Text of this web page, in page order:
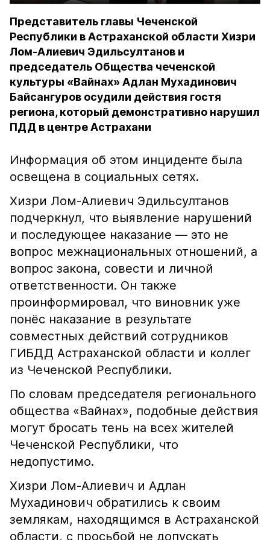
Представитель главы Чеченской
Республики в Астраханской области Хизри
Лом-Алиевич Эдильсултанов и
председатель Общества чеченской
культуры «Вайнах» Адлан Мухадинович
Байсангуров осудили действия гостя
региона, который демонстративно нарушил
ПДД в центре Астрахани
Информация об этом инциденте была
освещена в социальных сетях.
Хизри Лом-Алиевич Эдильсултанов
подчеркнул, что выявление нарушений
и последующее наказание — это не
вопрос межнациональных отношений, а
вопрос закона, совести и личной
ответственности. Он также
проинформировал, что виновник уже
понёс наказание в результате
совместных действий сотрудников
ГИБДД Астраханской области и коллег
из Чеченской Республики.
По словам председателя регионального
общества «Вайнах», подобные действия
могут бросать тень на всех жителей
Чеченской Республики, что
недопустимо.
Хизри Лом-Алиевич и Адлан
Мухадинович обратились к своим
землякам, находящимся в Астраханской
области, с просьбой не допускать